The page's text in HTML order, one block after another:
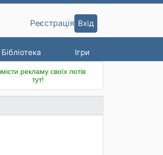
Бібліотека Ігри
Реєстрація Вхід
рекламу своїх лотів
тут!